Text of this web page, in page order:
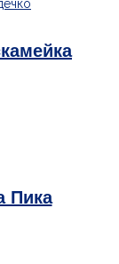
Пика